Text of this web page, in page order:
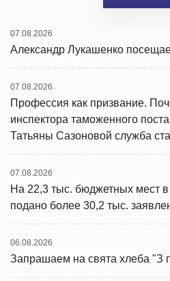
07.08.2026
Александр Лукашенко
07.08.2026
Профессия как призвание.
инспектора таможенного
Татьяны Сазоновой служба
07.08.2026
На 22,3 тыс. бюджетных мест
подано более 30,2 тыс.
06.08.2026
Запрашаем на свята хлеба "З